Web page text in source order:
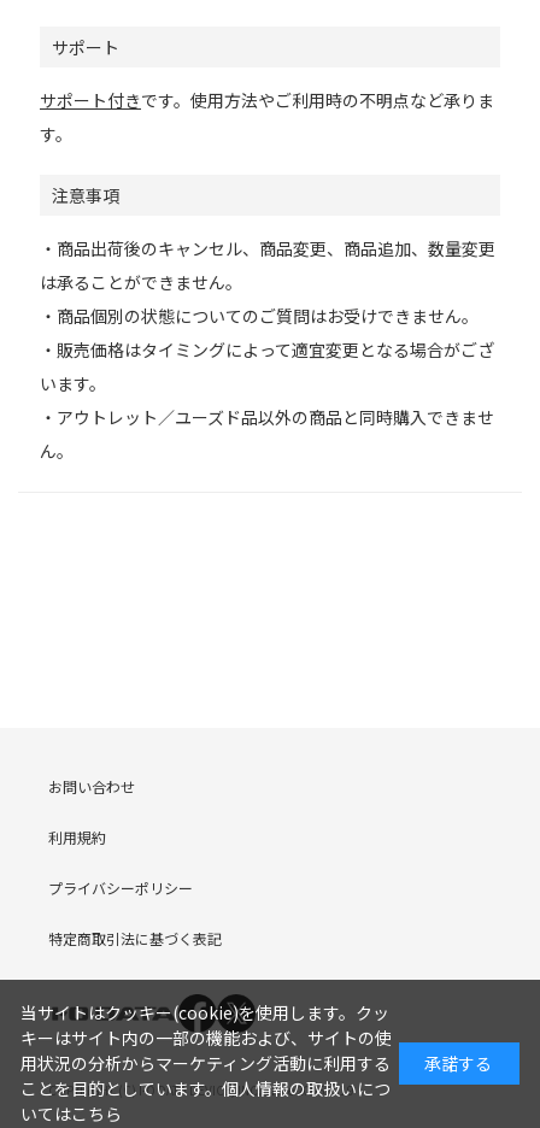
サポート
サポート付きです。使用方法やご利用時の不明点など承りま
す。
注意事項
・商品出荷後のキャンセル、商品変更、商品追加、数量変更
は承ることができません。
・商品個別の状態についてのご質問はお受けできません。
・販売価格はタイミングによって適宜変更となる場合がござ
います。
・アウトレット／ユーズド品以外の商品と同時購入できませ
ん。
お問い合わせ
利用規約
プライバシーポリシー
特定商取引法に基づく表記
COPYRIGHT (C) I-O DATA DEVICE, INC. Since 2005.9.19
当サイトはクッキー(cookie)を使用します。クッ
キーはサイト内の一部の機能および、サイトの使
用状況の分析からマーケティング活動に利用する
ことを目的としています。個人情報の取扱いにつ
いてはこちら
承諾する